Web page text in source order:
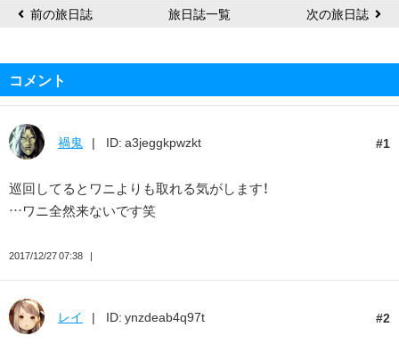
前の旅日誌 旅日誌一覧 次の旅日誌
コメント
1
禍鬼 ID: a3jeggkpwzkt
巡回してるとワニよりも取れる気がします！
…ワニ全然来ないです笑
2017/12/27 07:38
2
レイ ID: ynzdeab4q97t